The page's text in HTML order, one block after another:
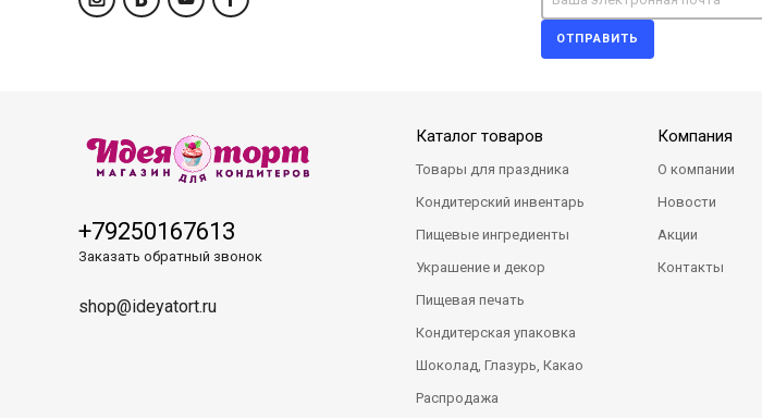
ОТПРАВИТЬ
+79250167613
Заказать обратный звонок
shop@ideyatort.ru
Каталог товаров
Товары для праздника
Кондитерский инвентарь
Пищевые ингредиенты
Украшение и декор
Пищевая печать
Кондитерская упаковка
Шоколад, Глазурь, Какао
Распродажа
Компания
О компании
Новости
Акции
Контакты